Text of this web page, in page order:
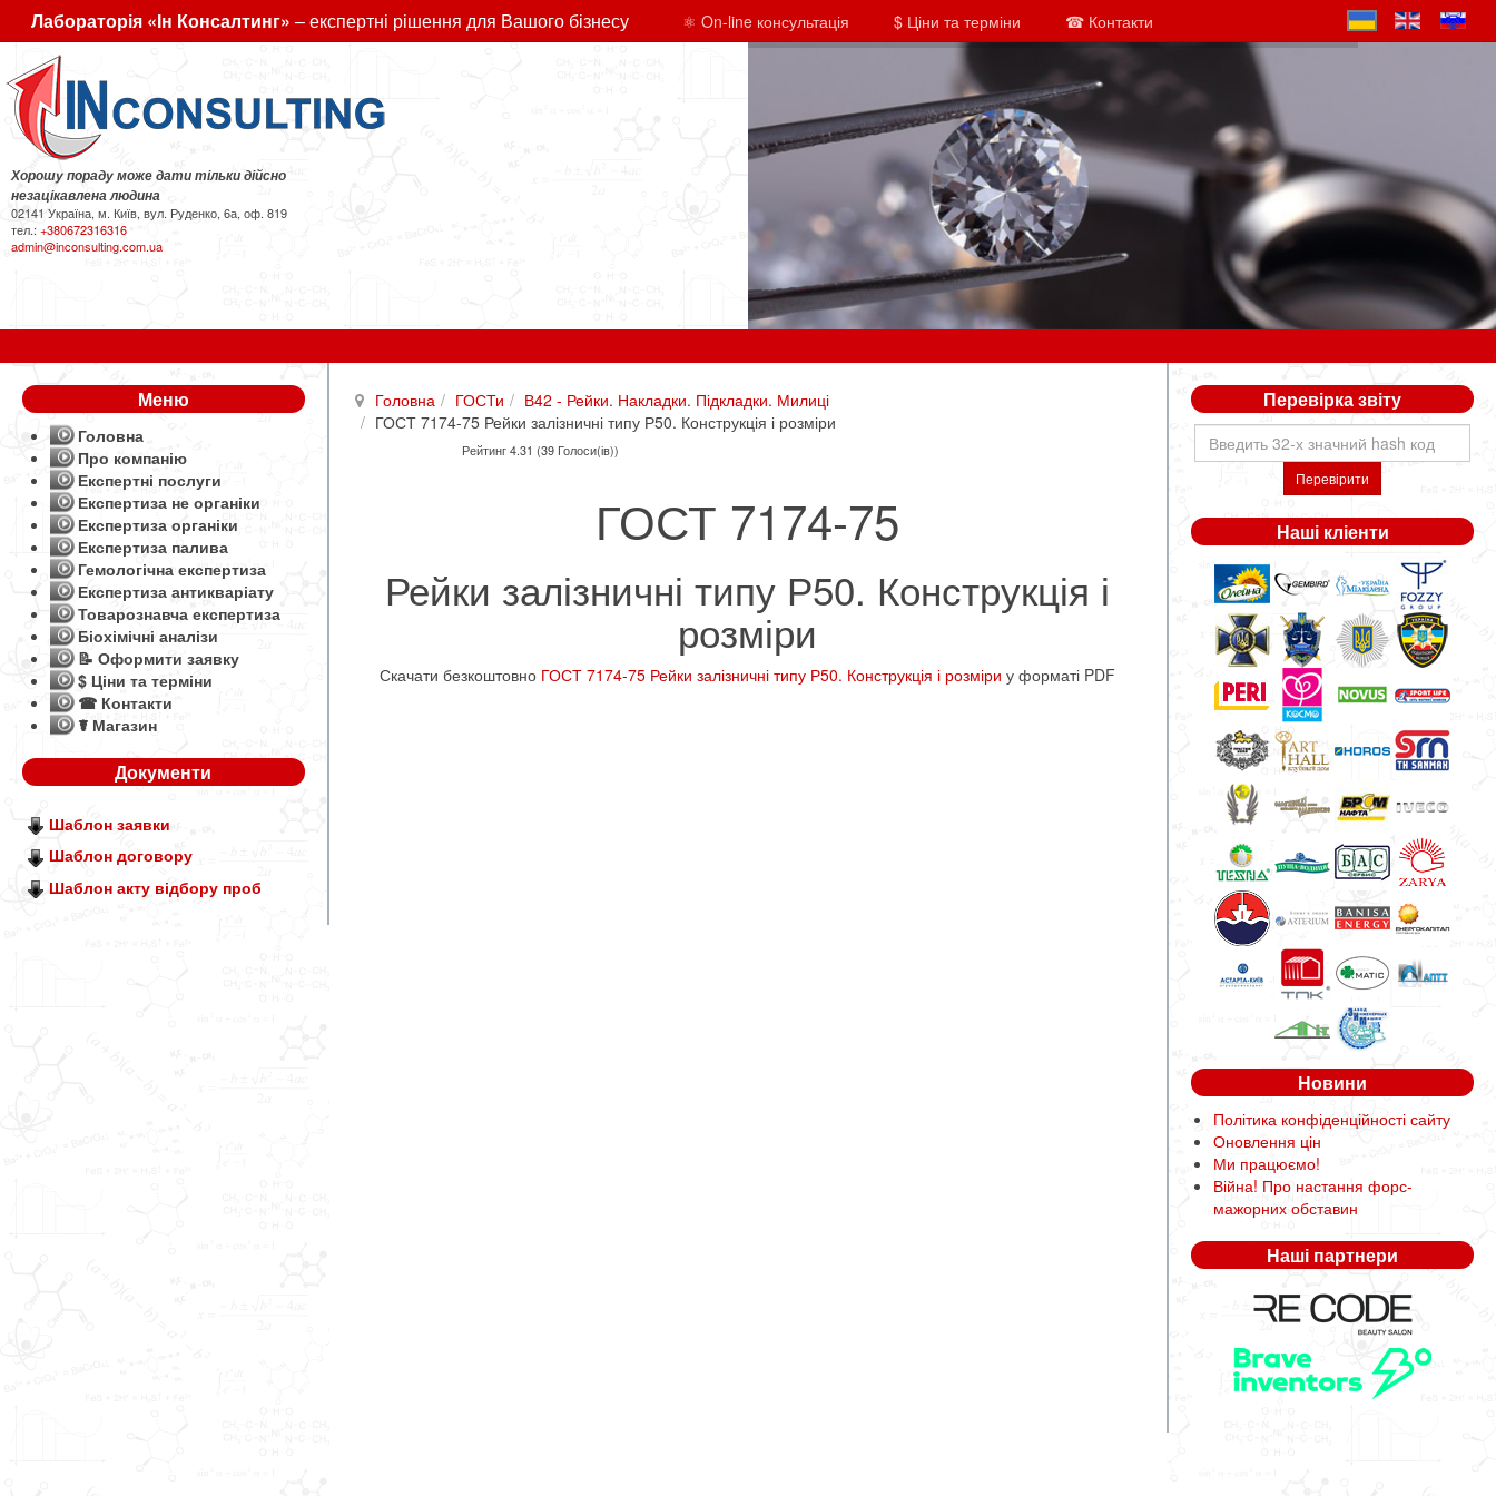
Лабораторія «Ін Консалтинг» – експертні рішення для Вашого бізнесу ⚛ On-line консультація $ Ціни та терміни ☎ Контакти
Хорошу пораду може дати тільки дійсно
незацікавлена людина
02141 Україна, м. Київ, вул. Руденко, 6а, оф. 819
тел.:+380672316316
admin@inconsulting.com.ua
Головна ГОСТи
В42 - Рейки. Накладки. Підкладки. Милиці
ГОСТ 7174-75 Рейки залізничні типу Р50. Конструкція і розміри
Рейтинг 4.31 (39 Голоси(ів))
ГОСТ 7174-75
Рейки залізничні типу Р50. Конструкція і
розміри
Скачати безкоштовно ГОСТ 7174-75 Рейки залізничні типу Р50. Конструкція і розміри у форматі PDF
Меню
Головна
Про компанію
Експертні послуги
Експертиза не органіки
Експертиза органіки
Експертиза палива
Гемологічна експертиза
Експертиза антикваріату
Товарознавча експертиза
Біохімічні аналізи
📝 Оформити заявку
$ Ціни та терміни
☎ Контакти
☤ Магазин
Документи
Шаблон заявки
Шаблон договору
Шаблон акту відбору проб
Перевірка звіту
Перевірити
Наші кліенти
Новини
Політика конфіденційності сайту
Оновлення цін
Ми працюємо!
Війна! Про настання форс-
мажорних обставин
Наші партнери